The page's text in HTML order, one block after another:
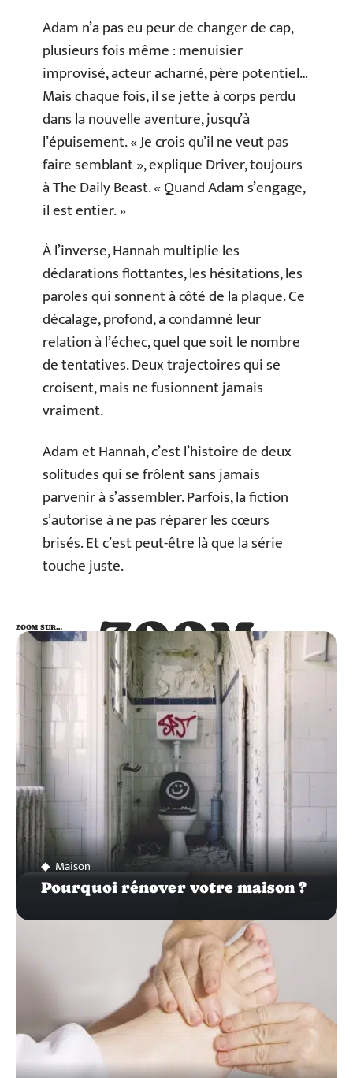
Adam n’a pas eu peur de changer de cap,
plusieurs fois même : menuisier
improvisé, acteur acharné, père potentiel…
Mais chaque fois, il se jette à corps perdu
dans la nouvelle aventure, jusqu’à
l’épuisement. « Je crois qu’il ne veut pas
faire semblant », explique Driver, toujours
à The Daily Beast. « Quand Adam s’engage,
il est entier. »
À l’inverse, Hannah multiplie les
déclarations flottantes, les hésitations, les
paroles qui sonnent à côté de la plaque. Ce
décalage, profond, a condamné leur
relation à l’échec, quel que soit le nombre
de tentatives. Deux trajectoires qui se
croisent, mais ne fusionnent jamais
vraiment.
Adam et Hannah, c’est l’histoire de deux
solitudes qui se frôlent sans jamais
parvenir à s’assembler. Parfois, la fiction
s’autorise à ne pas réparer les cœurs
brisés. Et c’est peut-être là que la série
touche juste.
ZOOM
SUR…
ZOOM SUR…
Maison
Pourquoi rénover votre maison ?